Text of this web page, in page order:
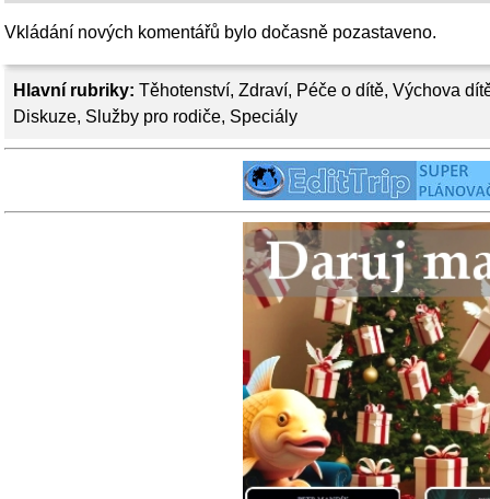
Hlavní rubriky: Těhotenství, Zdraví, Péče o dítě, Výchova
Diskuze, Služby pro rodiče, Speciály
Vkládání nových komentářů bylo dočasně pozastaveno.